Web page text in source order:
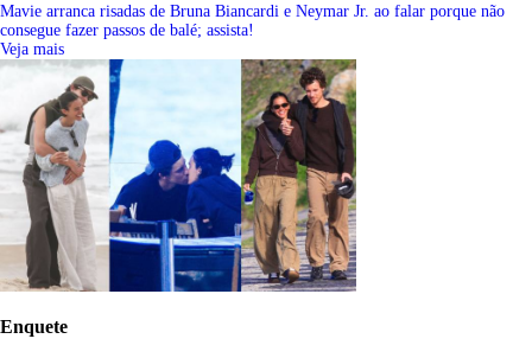
Mavie arranca risadas de Bruna Biancardi e Neymar Jr. ao falar porque não
consegue fazer passos de balé; assista!
Veja mais
Enquete